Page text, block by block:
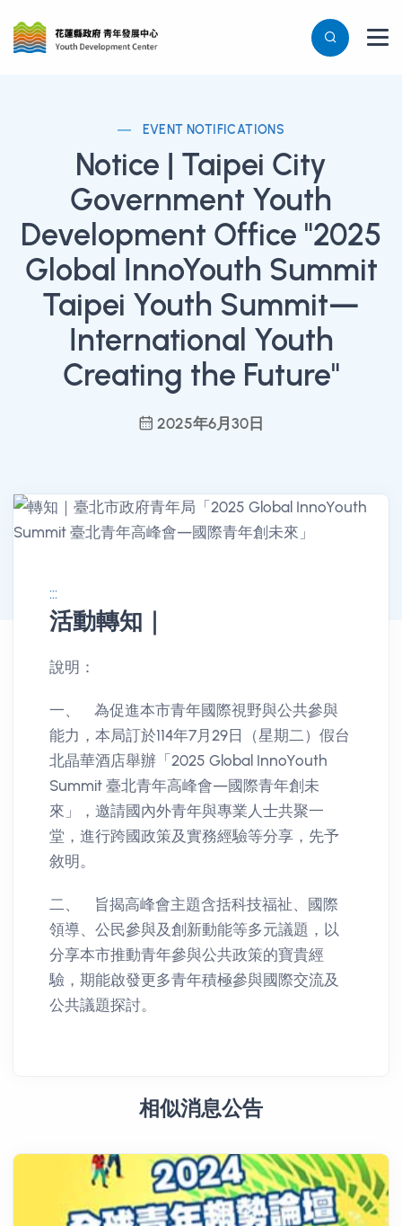
EVENT NOTIFICATIONS
Notice | Taipei City
Government Youth
Development Office "2025
Global InnoYouth Summit
Taipei Youth Summit—
International Youth
Creating the Future"
2025年6月30日
:::
活動轉知｜
消息公告詳情
說明：
一、 為促進本市青年國際視野與公共參與
能力，本局訂於114年7月29日（星期二）假台
北晶華酒店舉辦「2025 Global InnoYouth
Summit 臺北青年高峰會—國際青年創未
來」，邀請國內外青年與專業人士共聚一
堂，進行跨國政策及實務經驗等分享，先予
敘明。
二、 旨揭高峰會主題含括科技福祉、國際
領導、公民參與及創新動能等多元議題，以
分享本市推動青年參與公共政策的寶貴經
驗，期能啟發更多青年積極參與國際交流及
公共議題探討。
相似消息公告